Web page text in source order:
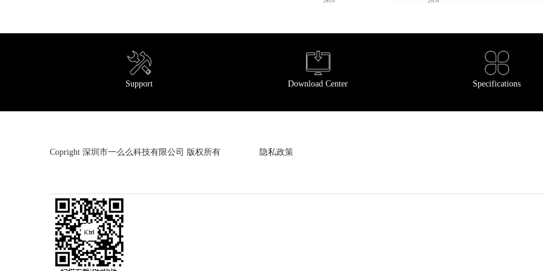
Support Download Center Specifications
Copright 深圳市一么么科技有限公司 版权所有 隐私政策